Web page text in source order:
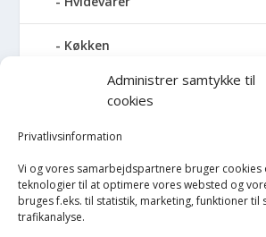
Administrer samtykke til
cookies
Privatlivsinformation
Vi og vores samarbejdspartnere bruger
teknologier til at optimere vores websted og
bruges f.eks. til statistik, marketing, funktioner til
trafikanalyse.
Køkken
Elkedler
Kaffemaskiner
Køkkenmaskiner og tilbehør
Køkkenvægte